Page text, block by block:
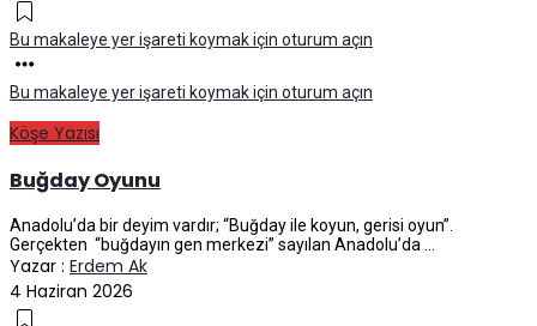
Bu makaleye yer işareti koymak için oturum açın
Bu makaleye yer işareti koymak için oturum açın
Köşe Yazısı
Buğday Oyunu
Anadolu’da bir deyim vardır; “Buğday ile koyun, gerisi oyun”.
Gerçekten “buğdayın gen merkezi” sayılan Anadolu’da ...
Yazar : Erdem Ak
4 Haziran 2026